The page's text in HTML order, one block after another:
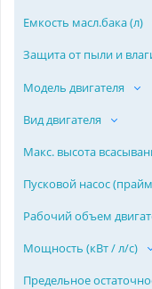
Емкость масл.бака (л)
Защита от пыли и
Модель двигателя
Вид двигателя
Макс. высота
Пусковой насос
Рабочий объем
Мощность (кВт / л/с)
Предельное